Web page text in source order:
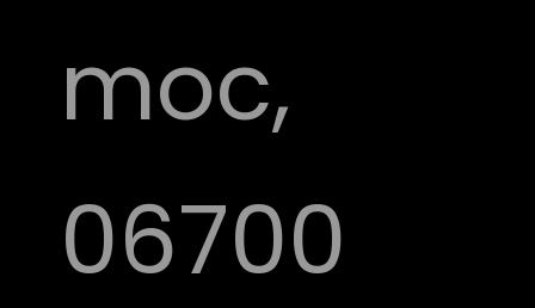
moc,
06700